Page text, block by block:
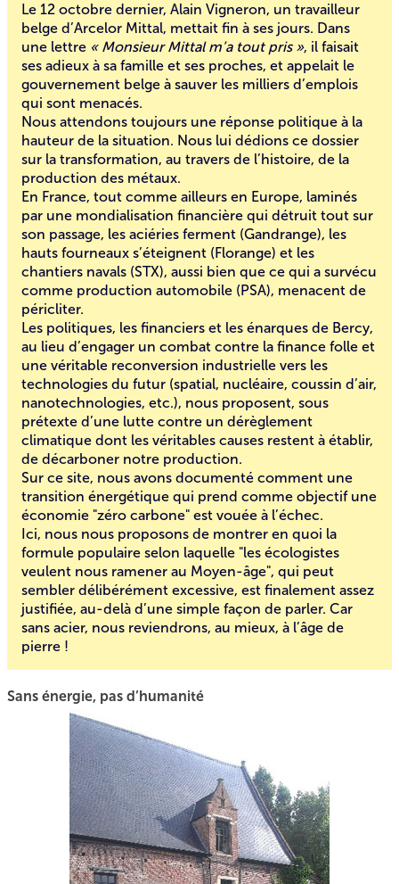
Le 12 octobre dernier, Alain Vigneron, un travailleur
belge d’Arcelor Mittal, mettait fin à ses jours. Dans
une lettre « Monsieur Mittal m’a tout pris », il faisait
ses adieux à sa famille et ses proches, et appelait le
gouvernement belge à sauver les milliers d’emplois
qui sont menacés.
Nous attendons toujours une réponse politique à la
hauteur de la situation. Nous lui dédions ce dossier
sur la transformation, au travers de l’histoire, de la
production des métaux.
En France, tout comme ailleurs en Europe, laminés
par une mondialisation financière qui détruit tout sur
son passage, les aciéries ferment (Gandrange), les
hauts fourneaux s’éteignent (Florange) et les
chantiers navals (STX), aussi bien que ce qui a survécu
comme production automobile (PSA), menacent de
péricliter.
Les politiques, les financiers et les énarques de Bercy,
au lieu d’engager un combat contre la finance folle et
une véritable reconversion industrielle vers les
technologies du futur (spatial, nucléaire, coussin d’air,
nanotechnologies, etc.), nous proposent, sous
prétexte d’une lutte contre un dérèglement
climatique dont les véritables causes restent à établir,
de décarboner notre production.
Sur ce site, nous avons documenté comment une
transition énergétique qui prend comme objectif une
économie "zéro carbone" est vouée à l’échec.
Ici, nous nous proposons de montrer en quoi la
formule populaire selon laquelle "les écologistes
veulent nous ramener au Moyen-âge", qui peut
sembler délibérément excessive, est finalement assez
justifiée, au-delà d’une simple façon de parler. Car
sans acier, nous reviendrons, au mieux, à l’âge de
pierre !
Sans énergie, pas d’humanité